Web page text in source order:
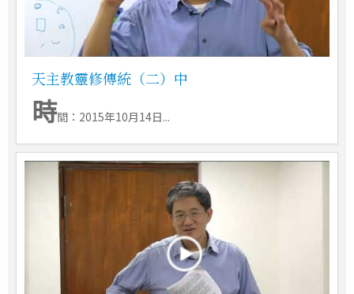
天主教靈修傳統（二）中
時間：2015年10月14日...